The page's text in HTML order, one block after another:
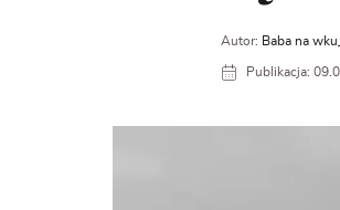
Autor: Baba na
Publikacja: